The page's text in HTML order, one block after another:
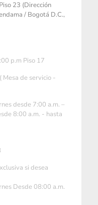
23 (Dirección
/ Bogotá D.C.,
p.m Piso 17
Mesa de servicio -
desde 7:00 a.m. –
8:00 a.m. - hasta
si desea
Desde 08:00 a.m.